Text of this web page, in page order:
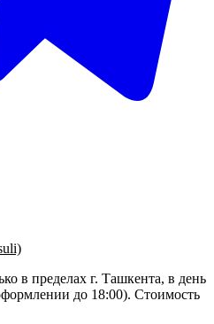
в пределах г. Ташкента, в день
до 18:00). Стоимость